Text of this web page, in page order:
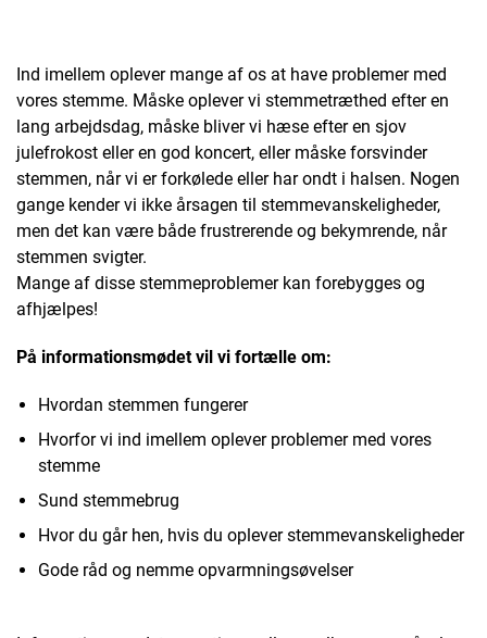
Ind imellem oplever mange af os at have problemer med
vores stemme. Måske oplever vi stemmetræthed efter en
lang arbejdsdag, måske bliver vi hæse efter en sjov
julefrokost eller en god koncert, eller måske forsvinder
stemmen, når vi er forkølede eller har ondt i halsen. Nogen
gange kender vi ikke årsagen til stemmevanskeligheder,
men det kan være både frustrerende og bekymrende, når
stemmen svigter.
Mange af disse stemmeproblemer kan forebygges og
afhjælpes!
På informationsmødet vil vi fortælle om:
Hvordan stemmen fungerer
Hvorfor vi ind imellem oplever problemer med vores
stemme
Sund stemmebrug
Hvor du går hen, hvis du oplever stemmevanskeligheder
Gode råd og nemme opvarmningsøvelser